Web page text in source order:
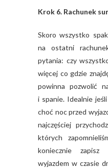
Krok 6. Rachunek
Skoro wszystko
na ostatni
pytania: czy
więcej co gdzie
powinna pozwolić
i spanie. Idealnie
choć noc przed
najczęściej
których
koniecznie zapisz
wyjazdem w czasie